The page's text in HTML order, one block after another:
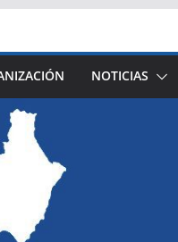
NOTICIAS